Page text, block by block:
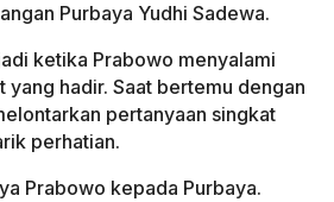
Purbaya Yudhi Sadewa.
ketika Prabowo menyalami
yang hadir. Saat bertemu dengan
pertanyaan singkat
perhatian.
Prabowo kepada Purbaya.